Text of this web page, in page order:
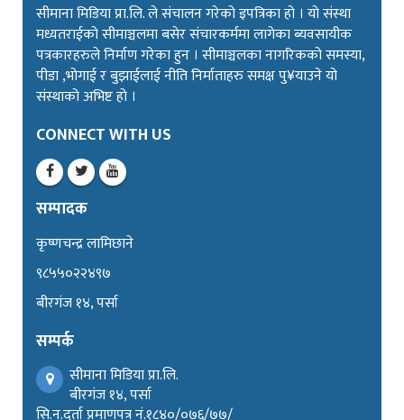
सीमाना मिडिया प्रा.लि. ले संचालन गरेको इपत्रिका हो । यो संस्था
मध्यतराईको सीमाञ्चलमा बसेर संचारकर्ममा लागेका ब्यवसायीक
पत्रकारहरुले निर्माण गरेका हुन । सीमाञ्चलका नागरिकको समस्या,
पीडा ,भोगाई र बुझाईलाई नीति निर्माताहरु समक्ष पु¥याउने यो
संस्थाको अभिष्ट हो ।
CONNECT WITH US
सम्पादक
कृष्णचन्द्र लामिछाने
९८५५०२२४९७
बीरगंज १४, पर्सा
सम्पर्क
सीमाना मिडिया प्रा.लि.
बीरगंज १४, पर्सा
सि.न.दर्ता प्रमाणपत्र नं.१८४०/०७६/७७/